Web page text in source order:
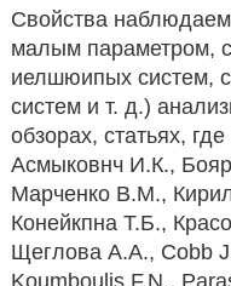
Свойства
малым параметром,
иелшюипых систем,
систем и т. д.)
обзорах, статьях,
Асмыковнч И.К.,
Марченко В.М.,
Конейкпна Т.Б.,
Щеглова A.A., Cobb
Koumboulis F.N.,